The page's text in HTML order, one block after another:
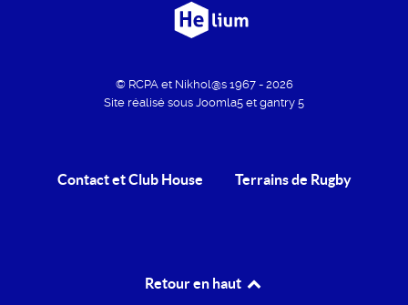
© RCPA et Nikhol@s 1967 - 2026
Site réalisé sous Joomla5 et gantry 5
Contact et Club House Terrains de Rugby
Retour en haut